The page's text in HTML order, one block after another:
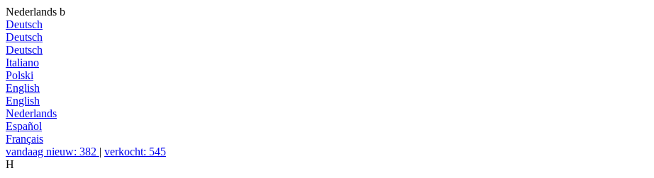
Nederlands b
Deutsch
Deutsch
Deutsch
Italiano
Polski
English
English
Nederlands
Español
Français
vandaag nieuw: 382 | verkocht: 545
H